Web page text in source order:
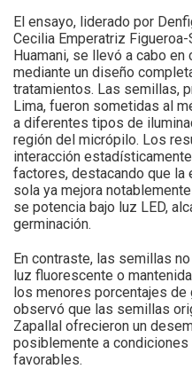
El ensayo, liderado por
Cecilia Emperatriz
Huamani, se llevó a cabo
mediante un diseño
tratamientos. Las semillas,
Lima, fueron sometidas al
a diferentes tipos de
región del micrópilo. Los
interacción
factores, destacando que la
sola ya mejora
se potencia bajo luz LED,
germinación.
En contraste, las semillas
luz fluorescente o
los menores porcentajes de
observó que las semillas
Zapallal ofrecieron un
posiblemente a
favorables.